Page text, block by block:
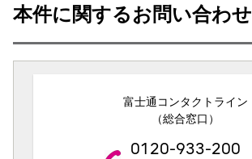
本件に関するお問い合わせ
富士通コンタクトライン
（総合窓口）
0120-933-200